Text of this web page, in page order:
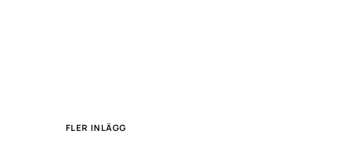
FLER INLÄGG